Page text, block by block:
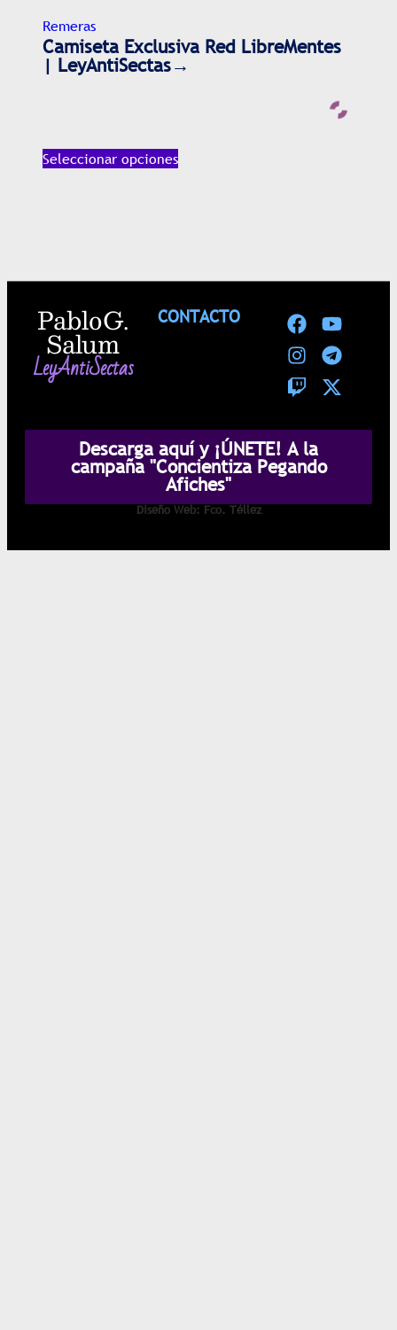
Remeras
Camiseta Exclusiva Red LibreMentes
| LeyAntiSectas→
Seleccionar opciones
CONTACTO
Pablo G.
Salum
LeyAntiSectas
Descarga aquí y ¡ÚNETE! A la
campaña "Concientiza Pegando
Afiches"
Diseño Web: Fco. Téllez